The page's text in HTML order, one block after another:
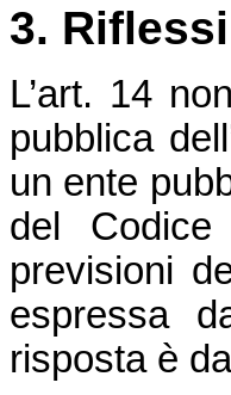
3.
L’art. 14
pubblica
un ente
del Codice
previsioni
espressa
risposta è